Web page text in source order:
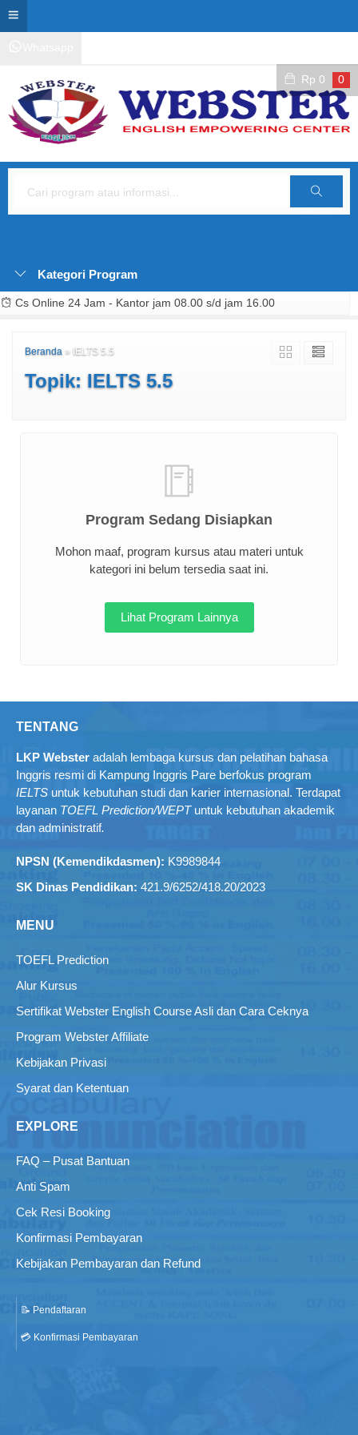
Rp 0 0
Cari
Kategori Program
Cs Online 24 Jam - Kantor jam 08.00 s/d jam 16.00
Beranda » IELTS 5.5
Topik: IELTS 5.5
Program Sedang Disiapkan
Mohon maaf, program kursus atau materi untuk
kategori ini belum tersedia saat ini.
Lihat Program Lainnya
TENTANG
LKP Webster adalah lembaga kursus dan pelatihan bahasa
Inggris resmi di Kampung Inggris Pare berfokus program
IELTS untuk kebutuhan studi dan karier internasional. Terdapat
layanan TOEFL Prediction/WEPTuntuk kebutuhan akademik
dan administratif.
NPSN (Kemendikdasmen): K9989844
SK Dinas Pendidikan: 421.9/6252/418.20/2023
MENU
TOEFL Prediction
Alur Kursus
Sertifikat Webster English Course Asli dan Cara Ceknya
Program Webster Affiliate
Kebijakan Privasi
Syarat dan Ketentuan
EXPLORE
FAQ – Pusat Bantuan
Anti Spam
Cek Resi Booking
Konfirmasi Pembayaran
Kebijakan Pembayaran dan Refund
📝 Pendaftaran
💳 Konfirmasi Pembayaran